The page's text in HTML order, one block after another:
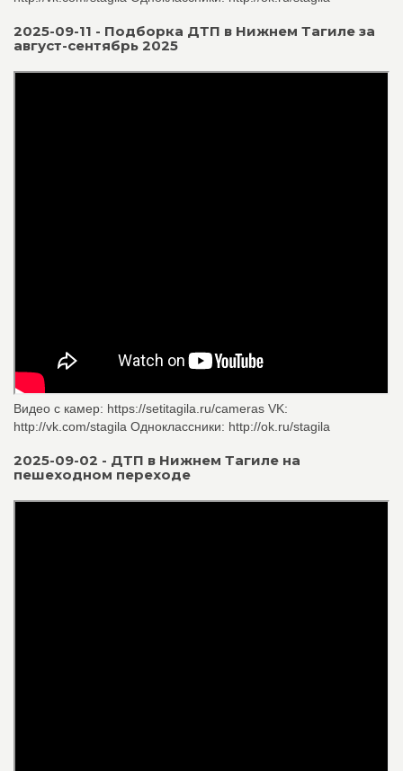
2025-09-11 - Подборка ДТП в Нижнем Тагиле за
август-сентябрь 2025
Видео с камер: https://setitagila.ru/cameras VK:
http://vk.com/stagila Одноклассники: http://ok.ru/stagila
2025-09-02 - ДТП в Нижнем Тагиле на
пешеходном переходе